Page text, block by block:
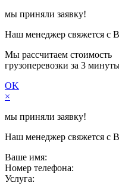
мы приняли заявку!
Наш менеджер свяжется с
Мы рассчитаем стоимость
грузоперевозки за 3
OK
×
мы приняли заявку!
Наш менеджер свяжется с
Ваше имя:
Номер телефона:
Услуга: